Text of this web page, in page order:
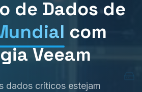
de Dados de
com
Veeam
dados críticos estejam